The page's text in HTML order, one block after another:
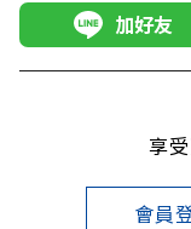
加好友
享
會員